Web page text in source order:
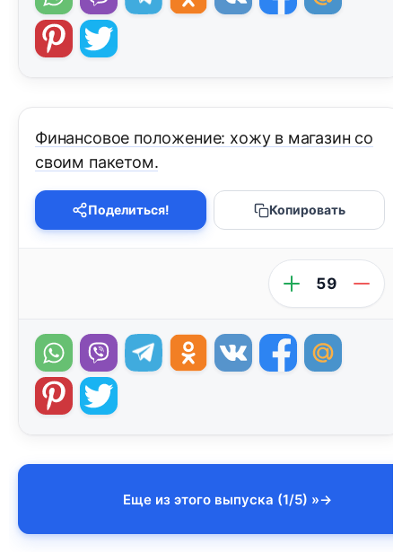
Финансовое положение: хожу в магазин со
своим пакетом.
Поделиться! Копировать
59
Еще из этого выпуска (1/5) »